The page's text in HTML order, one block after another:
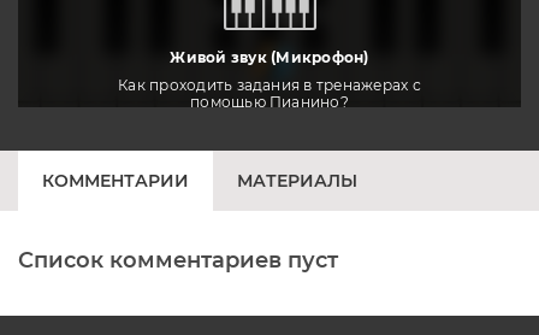
Живой звук (Микрофон)
Как проходить задания в тренажерах с
помощью Пианино?
Печатная клавиатура
тренировать
КОММЕНТАРИИ МАТЕРИАЛЫ
Список комментариев пуст